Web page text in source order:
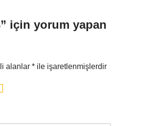
için yorum yapan
alanlar * ile işaretlenmişlerdir